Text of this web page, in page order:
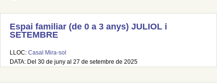
Espai familiar (de 0 a 3 anys) JULIOL i
SETEMBRE
LLOC: Casal Mira-sol
DATA: Del 30 de juny al 27 de setembre de 2025